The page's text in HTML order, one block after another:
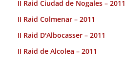
II Raid Ciudad de Nogales – 2011
II Raid Colmenar – 2011
II Raid D'Albocasser – 2011
II Raid de Alcolea – 2011